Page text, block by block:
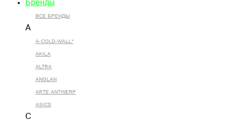
Бренды
ВСЕ БРЕНДЫ
A
A-COLD-WALL*
AKILA
ALTRA
ANGLAN
ARTE ANTWERP
ASICS
C